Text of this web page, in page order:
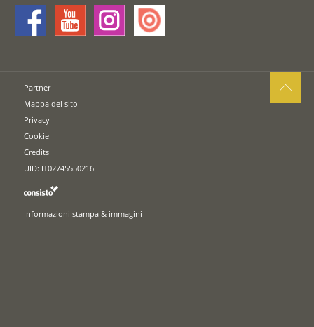
Partner
Mappa del sito
Privacy
Cookie
Credits
UID: IT02745550216
Informazioni stampa & immagini